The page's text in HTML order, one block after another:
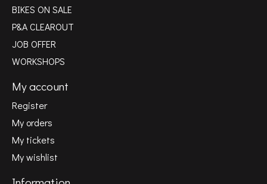
BIKES ON SALE
P&A CLEAROUT
JOB OFFER
WORKSHOPS
My account
Register
My orders
My tickets
My wishlist